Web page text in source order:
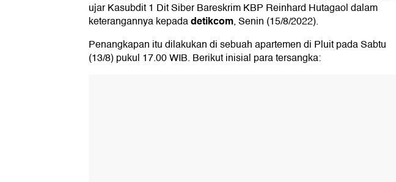
ujar Kasubdit 1 Dit Siber Bareskrim KBP Reinhard Hutagaol dalam
keterangannya kepadadetikcom, Senin (15/8/2022).
Penangkapan itu dilakukan di sebuah apartemen di Pluit pada Sabtu
(13/8) pukul 17.00 WIB. Berikut inisial para tersangka: